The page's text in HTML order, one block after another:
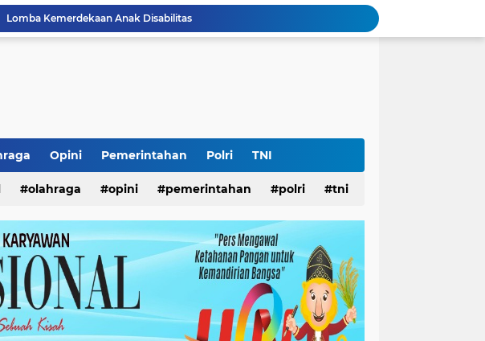
Lomba Kemerdekaan Anak Disabilitas
Prestasi Internasional Siswa Surabaya
Pemerataan Air Bersih Surabaya
Lomba Pisang Danor 2026 Diluncurkan, Wali Kota Eri Ingin Sampah Organik Selesai dari Rumah
Ketua Umum Yayasan Pelopor Rumah Sehat Ucapkan Dirgahayu RI ke-81
Opini Pemerintahan Polri TNI
olahraga opini pemerintahan polri tni